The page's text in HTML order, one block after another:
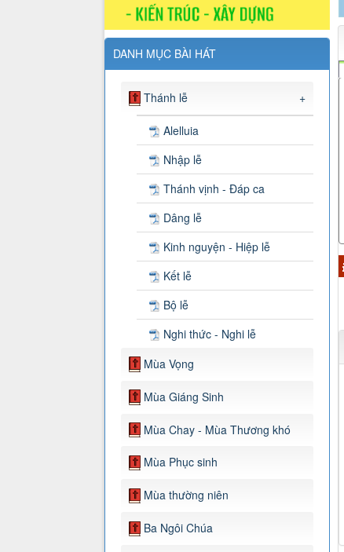
DANH MỤC BÀI HÁT
Thánh lễ +
Alelluia
Nhập lễ
Thánh vịnh - Đáp ca
Dâng lễ
Kinh nguyện - Hiệp lễ
Kết lễ
Bộ lễ
Nghi thức - Nghi lễ
Mùa Vọng
Mùa Giáng Sinh
Mùa Chay - Mùa Thương khó
Mùa Phục sinh
Mùa thường niên
Ba Ngôi Chúa